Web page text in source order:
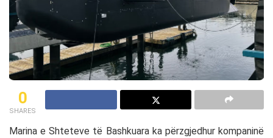
0
SHARES
Marina e Shteteve të Bashkuaraka përzgjedhur kompaninë